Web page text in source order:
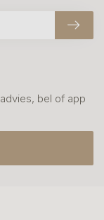
bel of app